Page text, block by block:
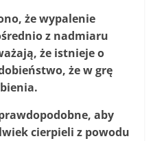
że wypalenie
z nadmiaru
że istnieje o
że w grę
aby
cierpieli z powodu